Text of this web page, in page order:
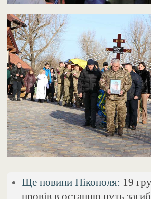
Ще новини Нікополя: 19
провів в останню путь